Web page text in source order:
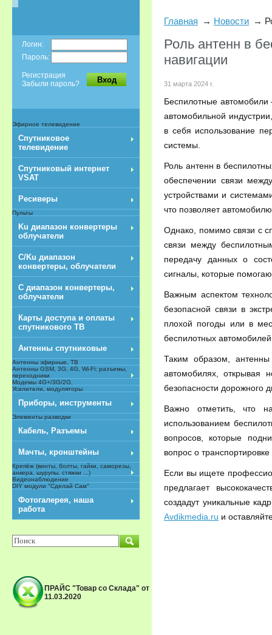
Главная Новости
Роль антенн в
навигации
31 марта 2024 г.
Беспилотные автомобили
автомобильной
в себя использование
системы.
Роль антенн в
обеспечении связи
устройствами и
что позволяет
Однако, помимо связи с
связи между
передачу данных о
сигналы, которые
Важным аспектом
безопасной связи в
плохой погоды или в
беспилотных
Таким образом,
автомобилях, открывая
безопасности дорожного
Важно отметить, что
использованием
вопросов, которые
вопрос о
Если вы ищете
предлагает
создадут уникальные
Avdikmedia.ru и
Логин:
Пароль:
Регистрация
Забыли пароль?
Вход
Эфирное телевидение
Спутниковое
телевидение
Спутниковый интернет
VSAT
Ресиверы
Пульты
Ku диапазон конвертеры
облучатели
C/Ku диапазон
конвертеры, облучатели
С диапазон конвертеры,
облучатели
Карты доступа и оплаты
спутникового ТВ
Антенны спутниковые
Антенны эфирные, ТВ
Антенны GSM, 3G, 4G, Wi-Fi; разъемы,
переходники
Модемы 4G+/3G/2G,
Усилители, модуляторы
Приборы, инструменты
Элементы разводки
Кабель, Разъемы
Мачты, кронштейны
Крепёж (винты, болты, гайки, саморезы,
анкера, шурупы, стяжки ...)
Видеонаблюдение
DIY модули "Сделай Сам"
Фотогалерея, наша
работа
ПРАЙС "Товар со Склада" от
11.03.2020
Спутниковый